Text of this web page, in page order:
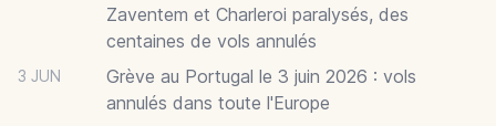
Zaventem et Charleroi paralysés, des
centaines de vols annulés
3 JUN
Grève au Portugal le 3 juin 2026 : vols
annulés dans toute l'Europe